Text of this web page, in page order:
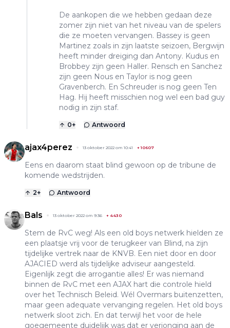
De aankopen die we hebben gedaan deze
zomer zijn niet van het niveau van de spelers
die ze moeten vervangen. Bassey is geen
Martinez zoals in zijn laatste seizoen, Bergwijn
heeft minder dreiging dan Antony. Kudus en
Brobbey zijn geen Haller. Rensch en Sanchez
zijn geen Nous en Taylor is nog geen
Gravenberch. En Schreuder is nog geen Ten
Hag. Hij heeft misschien nog wel een bad guy
nodig in zijn staf.
0+ Antwoord
ajax4perez 13 oktober 2022 om 10:41 +10607
Eens en daarom staat blind gewoon op de tribune de
komende wedstrijden.
2+ Antwoord
Bals 13 oktober 2022 om 9:36 + 4430
Stem de RvC weg! Als een old boys netwerk hielden ze
een plaatsje vrij voor de terugkeer van Blind, na zijn
tijdelijke vertrek naar de KNVB. Een niet door en door
AJACIED werd als tijdelijke adviseur aangesteld.
Eigenlijk zegt die arrogantie alles! Er was niemand
binnen de RvC met een AJAX hart die controle hield
over het Technisch Beleid. Wél Overmars buitenzetten,
maar geen adequate vervanging regelen. Het old boys
netwerk sloot zich. En dat terwijl het voor de hele
goegemeente duidelijk was dat er verjonging aan de